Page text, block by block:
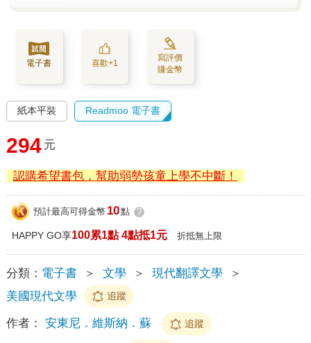
電子書 喜歡+1
寫評價
賺金幣
紙本平裝 Readmoo 電子書
294 元
認購希望書包，幫助弱勢孩童上學不中斷！
預計最高可得金幣 10點 ?
HAPPY GO享100累1點 4點抵1元 折抵無上限
分類： 電子書 ＞ 文學 ＞ 現代翻譯文學
＞
美國現代文學
追蹤
作者： 安東尼．維斯納．蘇 追蹤